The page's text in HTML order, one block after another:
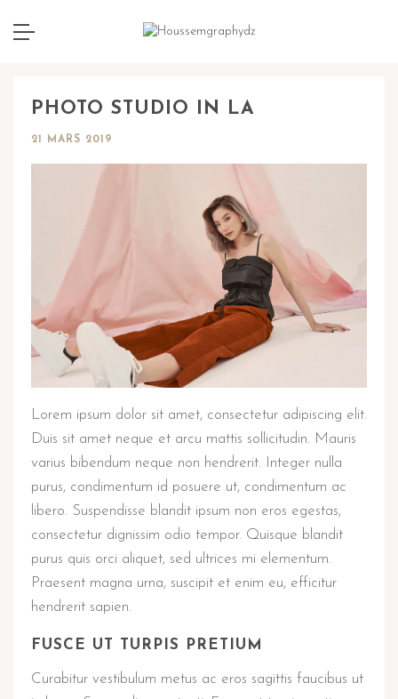
PHOTO STUDIO IN LA
21 MARS 2019
Lorem ipsum dolor sit amet, consectetur adipiscing elit.
Duis sit amet neque et arcu mattis sollicitudin. Mauris
varius bibendum neque non hendrerit. Integer nulla
purus, condimentum id posuere ut, condimentum ac
libero. Suspendisse blandit ipsum non eros egestas,
consectetur dignissim odio tempor. Quisque blandit
purus quis orci aliquet, sed ultrices mi elementum.
Praesent magna urna, suscipit et enim eu, efficitur
hendrerit sapien.
FUSCE UT TURPIS PRETIUM
Curabitur vestibulum metus ac eros sagittis faucibus ut